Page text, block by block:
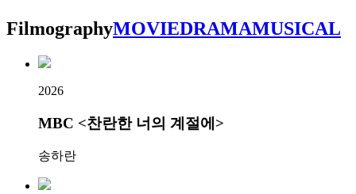
FilmographyMOVIEDRAMAMUSICAL
2026
MBC <찬란한 너의 계절에>
송하란